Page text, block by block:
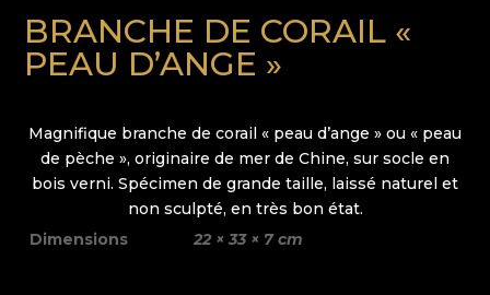
BRANCHE DE CORAIL «
PEAU D’ANGE »
Magnifique branche de corail « peau d’ange » ou « peau
de pèche », originaire de mer de Chine, sur socle en
bois verni. Spécimen de grande taille, laissé naturel et
non sculpté, en très bon état.
Dimensions
22 × 33 × 7 cm